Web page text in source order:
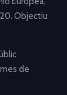
Objectiu
de